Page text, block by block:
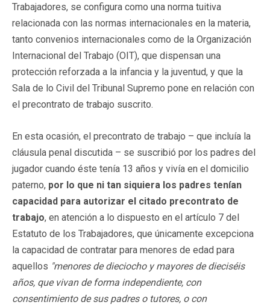
Trabajadores, se configura como una norma tuitiva
relacionada con las normas internacionales en la materia,
tanto convenios internacionales como de la Organización
Internacional del Trabajo (OIT), que dispensan una
protección reforzada a la infancia y la juventud, y que la
Sala de lo Civil del Tribunal Supremo pone en relación con
el precontrato de trabajo suscrito.
En esta ocasión, el precontrato de trabajo – que incluía la
cláusula penal discutida – se suscribió por los padres del
jugador cuando éste tenía 13 años y vivía en el domicilio
paterno, por lo que ni tan siquiera los padres tenían
capacidad para autorizar el citado precontrato de
trabajo, en atención a lo dispuesto en el artículo 7 del
Estatuto de los Trabajadores, que únicamente excepciona
la capacidad de contratar para menores de edad para
aquellos "menores de dieciocho y mayores de dieciséis
años, que vivan de forma independiente, con
consentimiento de sus padres o tutores, o con